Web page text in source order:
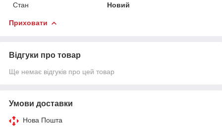
Стан
Новий
Приховати
Відгуки про товар
Ще немає відгуків про цей товар
Умови доставки
Нова Пошта